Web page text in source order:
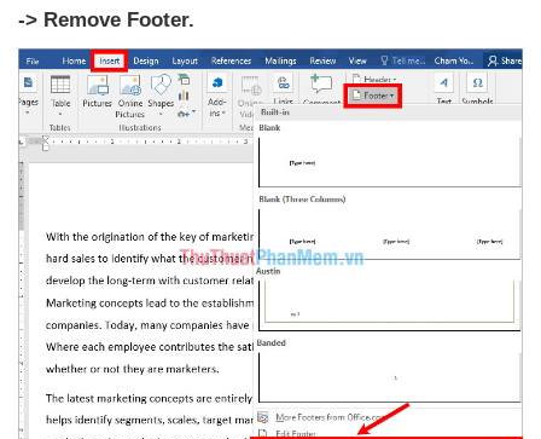
-> Remove Footer.